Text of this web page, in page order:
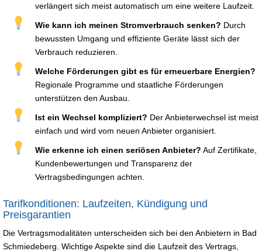
verlängert sich meist automatisch um eine weitere Laufzeit.
Wie kann ich meinen Stromverbrauch senken? Durch
bewussten Umgang und effiziente Geräte lässt sich der
Verbrauch reduzieren.
Welche Förderungen gibt es für erneuerbare Energien?
Regionale Programme und staatliche Förderungen
unterstützen den Ausbau.
Ist ein Wechsel kompliziert? Der Anbieterwechsel ist meist
einfach und wird vom neuen Anbieter organisiert.
Wie erkenne ich einen seriösen Anbieter? Auf Zertifikate,
Kundenbewertungen und Transparenz der
Vertragsbedingungen achten.
Tarifkonditionen: Laufzeiten, Kündigung und
Preisgarantien
Die Vertragsmodalitäten unterscheiden sich bei den Anbietern in Bad
Schmiedeberg. Wichtige Aspekte sind die Laufzeit des Vertrags,